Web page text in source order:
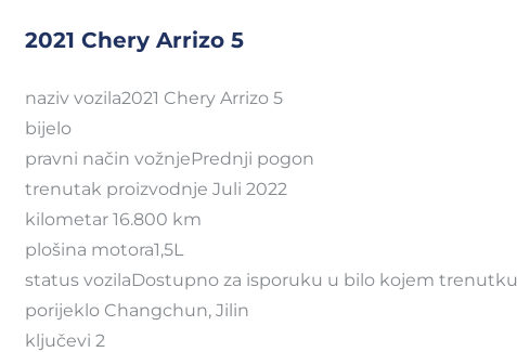
2021 Chery Arrizo 5
naziv vozila2021 Chery Arrizo 5
bijelo
pravni način vožnjePrednji pogon
trenutak proizvodnje Juli 2022
kilometar 16.800 km
plošina motora1,5L
status vozilaDostupno za isporuku u bilo kojem trenutku
porijeklo Changchun, Jilin
ključevi 2